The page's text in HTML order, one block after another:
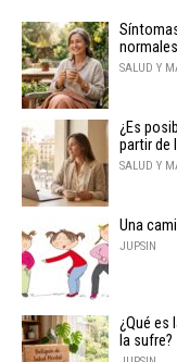
normales
SALUD Y
¿Es
partir de
SALUD Y
Una
JUPSIN
¿Qué es
la sufre?